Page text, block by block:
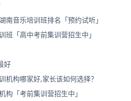
南音乐培训班排名「预约试听」
班「高中考前集训营招生中」
好
机构哪家好,家长该如何选择？
构「考前集训营招生中」